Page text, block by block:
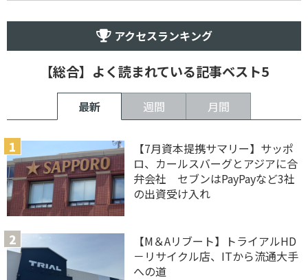
アクセスランキング
【総合】よく読まれている記事ベスト5
最新 週間 月間
【7月資本提携サマリー】サッポ
ロ、カールスバーグとアジアに合
弁会社 セブンはPayPayなど3社
の出資受け入れ
【M＆Aリブート】トライアルHD
－リサイクル店、ITから流通大手
への道